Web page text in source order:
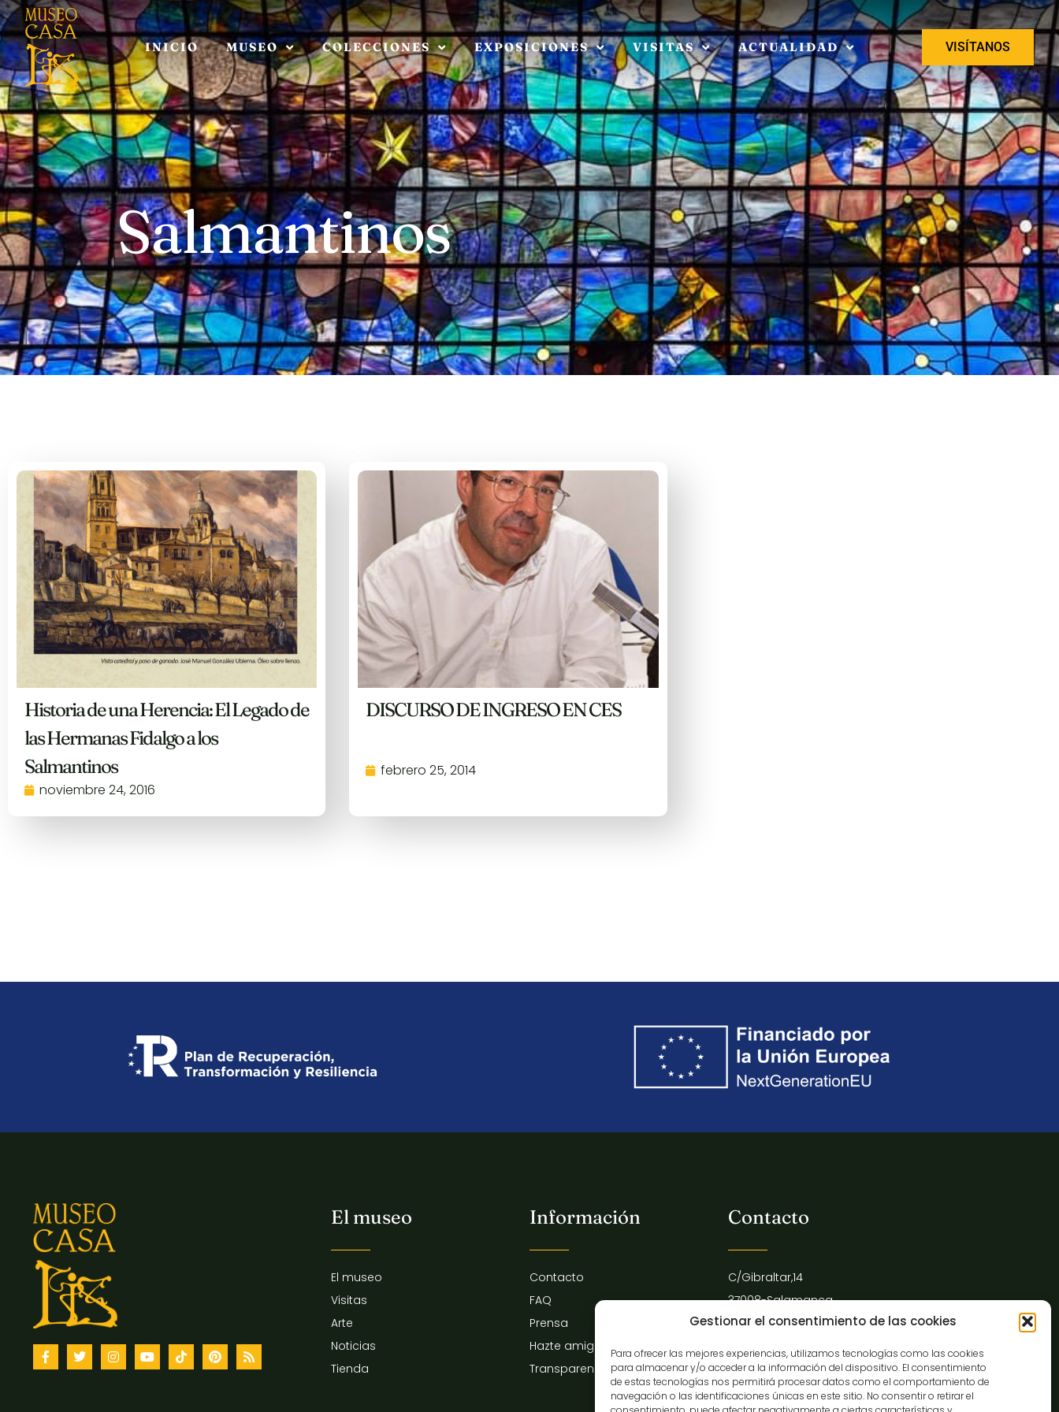
Gestionar el consentimiento de las cookies
Para ofrecer las mejores experiencias, utilizamos tecnologías como las cookies
para almacenar y/o acceder a la información del dispositivo. El consentimiento
de estas tecnologías nos permitirá procesar datos como el comportamiento de
navegación o las identificaciones únicas en este sitio. No consentir o retirar el
INICIO MUSEO COLECCIONES EXPOSICIONES VISITAS ACTUALIDAD VISÍTANOS
Salmantinos
Historia de una Herencia: El Legado de
las Hermanas Fidalgo a los
Salmantinos
noviembre 24, 2016
DISCURSO DE INGRESO EN CES
febrero 25, 2014
El museo
El museo
Visitas
Arte
Noticias
Tienda
Información
Contacto
FAQ
Prensa
Hazte amigo del museo
Transparencia
Contacto
C/Gibraltar,14
37008-Salamanca
923 12 14 25
comunicacion@museocasalis.org